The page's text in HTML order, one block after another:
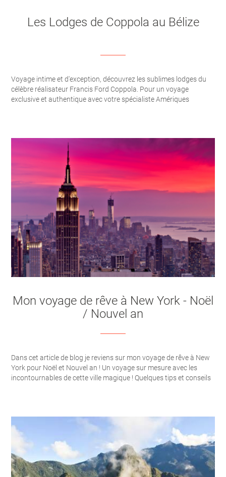
Les Lodges de Coppola au Bélize
Voyage intime et d'exception, découvrez les sublimes lodges du
célèbre réalisateur Francis Ford Coppola. Pour un voyage
exclusive et authentique avec votre spécialiste Amériques
Mon voyage de rêve à New York - Noël
/ Nouvel an
Dans cet article de blog je reviens sur mon voyage de rêve à New
York pour Noël et Nouvel an ! Un voyage sur mesure avec les
incontournables de cette ville magique ! Quelques tips et conseils